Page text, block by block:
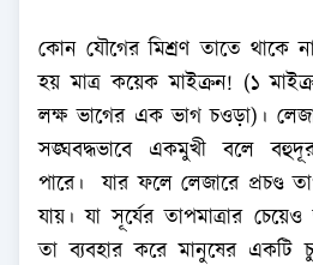
কোন যৌগের মিশ্রণ তাতে থাকে
হয় মাত্র কয়েক মাইক্রন! (১
লক্ষ ভাগের এক ভাগ চওড়া)।
সঙ্ঘবদ্ধভাবে একমুখী বলে
পারে। যার ফলে লেজারে প্রচণ্ড
যায়। যা সূর্যের তাপমাত্রার
তা ব্যবহার করে মানুষের একটি